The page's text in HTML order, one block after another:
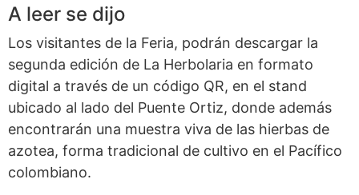
A leer se dijo
Los visitantes de la Feria, podrán descargar la
segunda edición de La Herbolaria en formato
digital a través de un código QR, en el stand
ubicado al lado del Puente Ortiz, donde además
encontrarán una muestra viva de las hierbas de
azotea, forma tradicional de cultivo en el Pacífico
colombiano.